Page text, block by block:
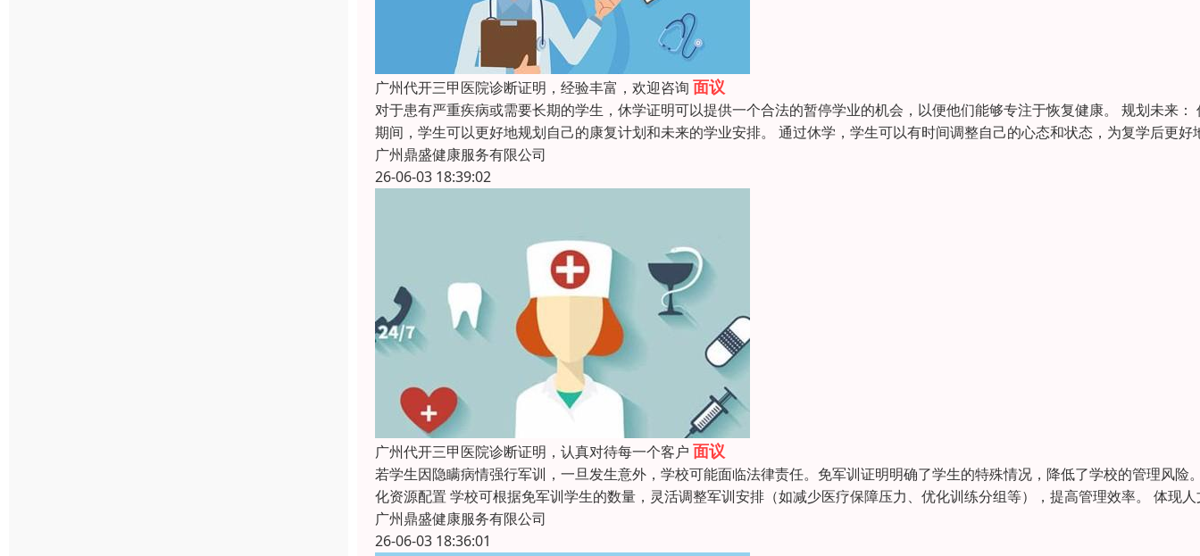
广州代开三甲医院诊断证明，经验丰富，欢迎咨询 面议
对于患有严重疾病或需要长期的学生，休学证明可以提供一个合法的暂停学业的机会，以便他们能够专注于恢复健康。 规划未来：
期间，学生可以更好地规划自己的康复计划和未来的学业安排。 通过休学，学生可以有时间调整自己的心态和状态，为复学后更好
广州鼎盛健康服务有限公司
26-06-03 18:39:02
广州代开三甲医院诊断证明，认真对待每一个客户 面议
若学生因隐瞒病情强行军训，一旦发生意外，学校可能面临法律责任。免军训证明明确了学生的特殊情况，降低了学校的管理风险
化资源配置 学校可根据免军训学生的数量，灵活调整军训安排（如减少医疗保障压力、优化训练分组等），提高管理效率。 体现人
广州鼎盛健康服务有限公司
26-06-03 18:36:01